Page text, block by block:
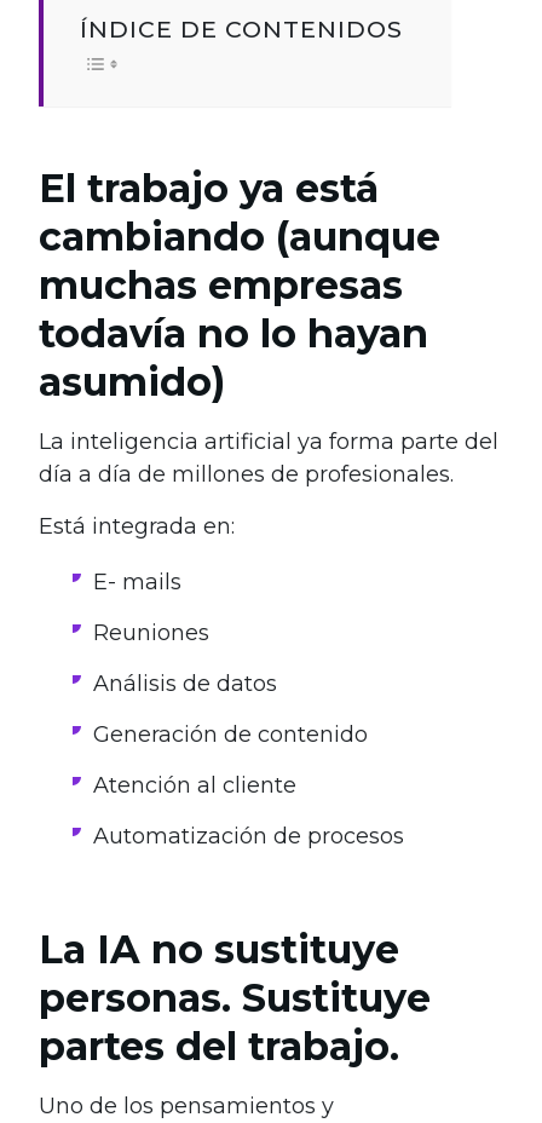
ÍNDICE DE CONTENIDOS
El trabajo ya está
cambiando (aunque
muchas empresas
todavía no lo hayan
asumido)
La inteligencia artificial ya forma parte del
día a día de millones de profesionales.
Está integrada en:
E- mails
Reuniones
Análisis de datos
Generación de contenido
Atención al cliente
Automatización de procesos
La IA no sustituye
personas. Sustituye
partes del trabajo.
Uno de los pensamientos y